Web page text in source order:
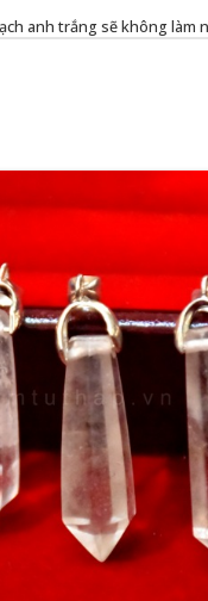
anh trắng sẽ không